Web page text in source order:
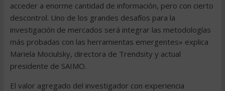
acceder a enorme cantidad de información, pero con cierto
descontrol. Uno de los grandes desafíos para la
investigación de mercados será integrar las metodologías
más probadas con las herramientas emergentes» explica
Mariela Mociulsky, directora de Trendsity y actual
presidente de SAIMO.
El valor agregado del investigador con experiencia